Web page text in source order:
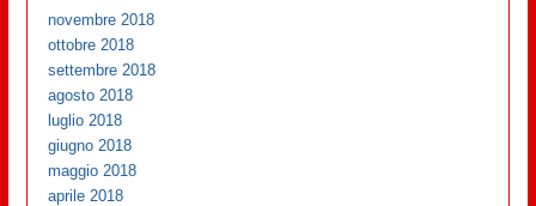
novembre 2018
ottobre 2018
settembre 2018
agosto 2018
luglio 2018
giugno 2018
maggio 2018
aprile 2018